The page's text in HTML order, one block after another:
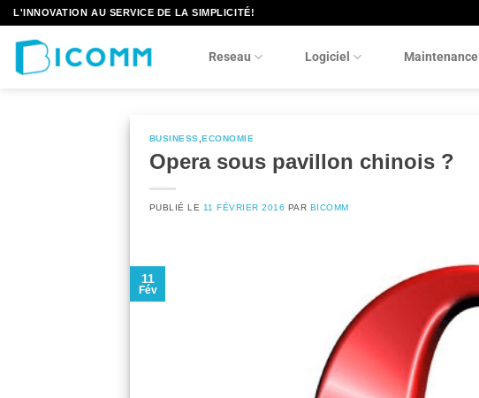
Passer
au
contenu
L'INNOVATION AU SERVICE DE LA SIMPLICITÉ!
Reseau Logiciel Maintenance
BUSINESS ,ECONOMIE
Opera sous pavillon chinois ?
PUBLIÉ LE 11 FÉVRIER 2016 PAR BICOMM
11
Fév